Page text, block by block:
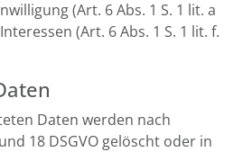
(Art. 6 Abs. 1 S. 1 lit. a
(Art. 6 Abs. 1 S. 1 lit. f.
Daten werden nach
18 DSGVO gelöscht oder in